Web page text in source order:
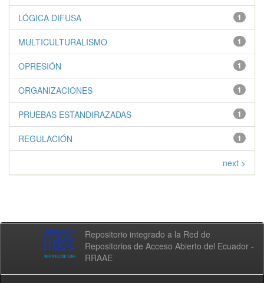
1
LÓGICA DIFUSA
1
MULTICULTURALISMO
1
OPRESIÓN
1
ORGANIZACIONES
1
PRUEBAS ESTANDIRAZADAS
1
REGULACIÓN
next >
Repositorio integrado a la Red de
Repositorios de Acceso Abierto del Ecuador -
RRAAE